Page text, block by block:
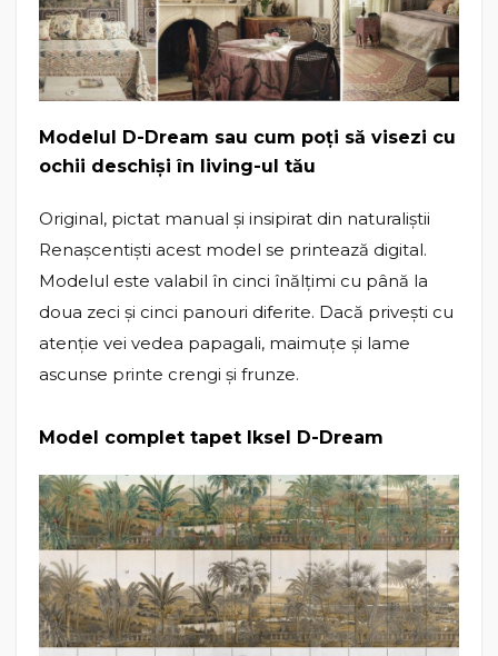
Modelul D-Dream sau cum poți să visezi cu
ochii deschiși în living-ul tău
Original, pictat manual și insipirat din naturaliștii
Renașcentiști acest model se printează digital.
Modelul este valabil în cinci înălțimi cu până la
doua zeci și cinci panouri diferite. Dacă privești cu
atenție vei vedea papagali, maimuțe și lame
ascunse printe crengi și frunze.
Model complet tapet Iksel D-Dream